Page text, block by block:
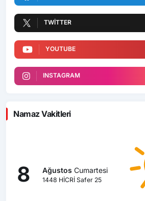
TWITTER
YOUTUBE
INSTAGRAM
Namaz Vakitleri
8 Ağustos Cumartesi
1448 HİCRİ Safer 25